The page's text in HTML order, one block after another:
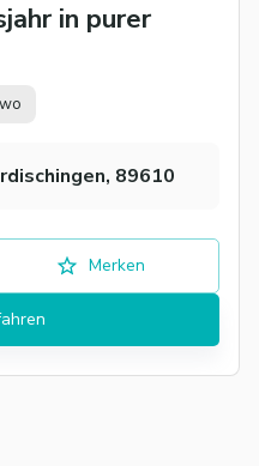
in purer
89610
Merken